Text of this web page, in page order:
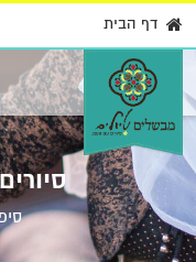
דף הבית